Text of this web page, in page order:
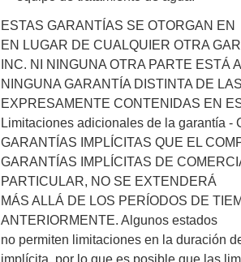
ESTAS GARANTÍAS SE OTORGAN EN
EN LUGAR DE CUALQUIER OTRA
INC. NI NINGUNA OTRA PARTE ESTÁ
NINGUNA GARANTÍA DISTINTA DE LAS
EXPRESAMENTE CONTENIDAS EN
Limitaciones adicionales de la garantía -
GARANTÍAS IMPLÍCITAS QUE EL
GARANTÍAS IMPLÍCITAS DE
PARTICULAR, NO SE EXTENDERÁ
MÁS ALLÁ DE LOS PERÍODOS DE
ANTERIORMENTE. Algunos estados
no permiten limitaciones en la duración
implícita, por lo que es posible que las